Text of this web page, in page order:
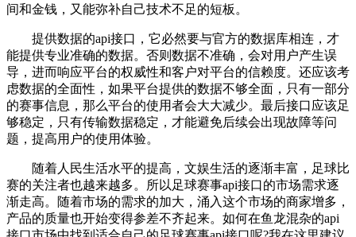
间和金钱，又能弥补自己技术不足的短板。
提供数据的api接口，它必然要与官方的数据库相连，才
能提供专业准确的数据。否则数据不准确，会对用户产生误
导，进而响应平台的权威性和客户对平台的信赖度。还应该考
虑数据的全面性，如果平台提供的数据不够全面，只有一部分
的赛事信息，那么平台的使用者会大大减少。最后接口应该足
够稳定，只有传输数据稳定，才能避免后续会出现故障等问
题，提高用户的使用体验。
随着人民生活水平的提高，文娱生活的逐渐丰富，足球比
赛的关注者也越来越多。所以足球赛事api接口的市场需求逐
渐走高。随着市场的需求的加大，涌入这个市场的商家增多，
产品的质量也开始变得参差不齐起来。如何在鱼龙混杂的api